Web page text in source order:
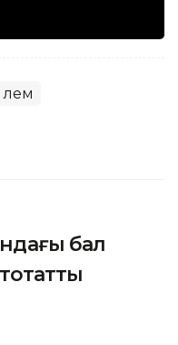
Әлем
бал